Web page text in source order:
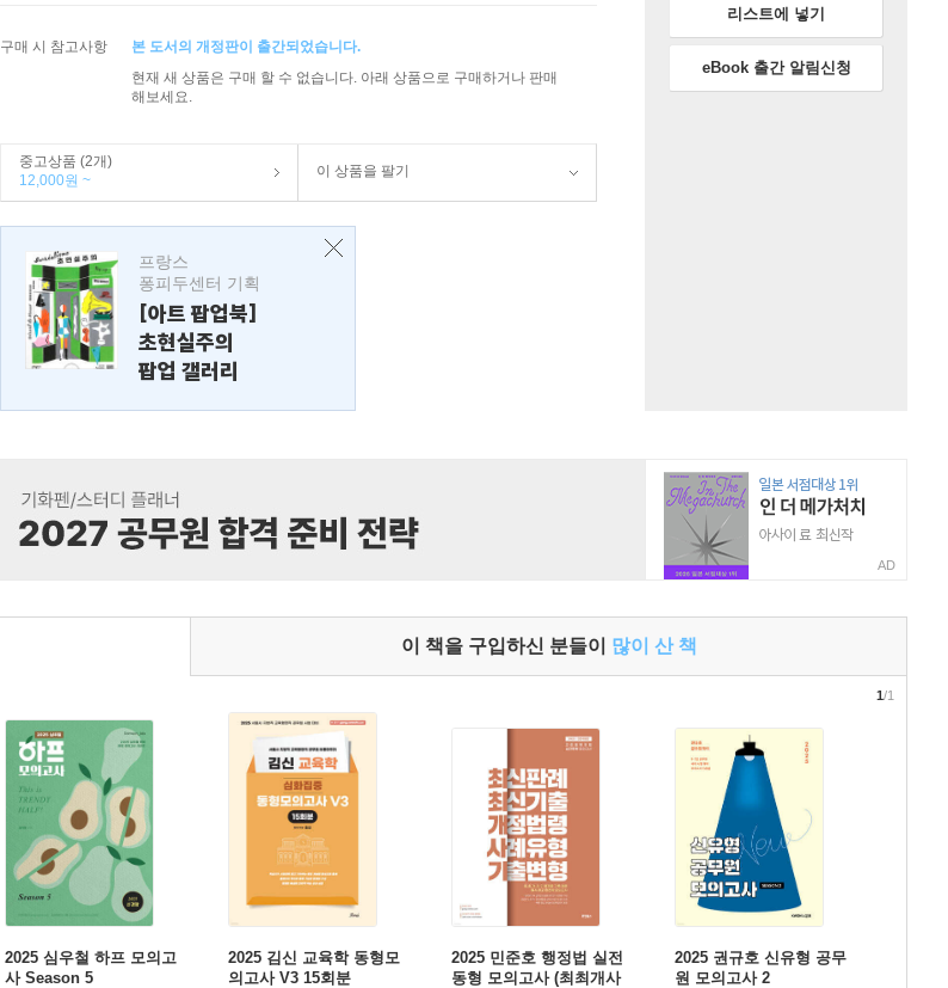
구매 시 참고사항
본 도서의 개정판이 출간되었습니다.
현재 새 상품은 구매 할 수 없습니다. 아래 상품으로 구매하거나 판매
해보세요.
중고상품 (2개)
12,000원 ~
이 상품을 팔기
프랑스
퐁피두센터 기획
[아트 팝업북]
초현실주의
팝업 갤러리
리스트에 넣기
eBook 출간 알림신청
AD
이 책을 구입하신 분들이 많이 산 책
2025 심우철 하프 모의고
사 Season 5
2025 김신 교육학 동형모
의고사 V3 15회분
2025 민준호 행정법 실전
동형 모의고사 (최최개사
2025 권규호 신유형 공무
원 모의고사 2
1/1